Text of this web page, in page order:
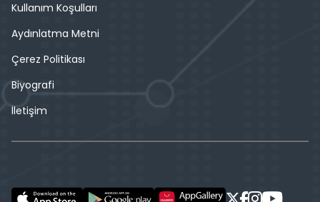
Kullanım Koşulları
Aydınlatma Metni
Çerez Politikası
Biyografi
İletişim